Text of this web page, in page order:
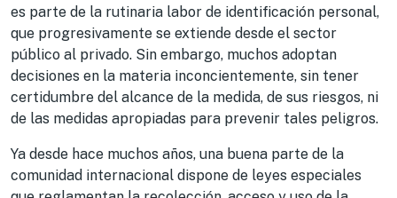
es parte de la rutinaria labor de identificación personal,
que progresivamente se extiende desde el sector
público al privado. Sin embargo, muchos adoptan
decisiones en la materia inconcientemente, sin tener
certidumbre del alcance de la medida, de sus riesgos, ni
de las medidas apropiadas para prevenir tales peligros.
Ya desde hace muchos años, una buena parte de la
comunidad internacional dispone de leyes especiales